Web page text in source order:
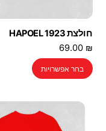
חולצת 1923 HAPOEL
69.00 ₪
בחר אפשרויות
למוצר